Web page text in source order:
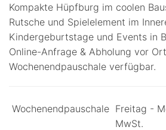
Kompakte Hüpfburg im coolen
Rutsche und Spielelement im
Kindergeburtstage und Events in
Online-Anfrage & Abholung vor
Wochenendpauschale verfügbar.
Wochenendpauschale Freitag -
MwSt.